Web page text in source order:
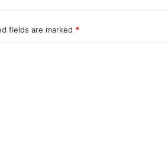
fields are marked *